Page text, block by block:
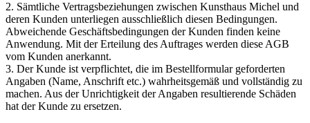
2. Sämtliche Vertragsbeziehungen zwischen Kunsthaus Michel und
deren Kunden unterliegen ausschließlich diesen Bedingungen.
Abweichende Geschäftsbedingungen der Kunden finden keine
Anwendung. Mit der Erteilung des Auftrages werden diese AGB
vom Kunden anerkannt.
3. Der Kunde ist verpflichtet, die im Bestellformular geforderten
Angaben (Name, Anschrift etc.) wahrheitsgemäß und vollständig zu
machen. Aus der Unrichtigkeit der Angaben resultierende Schäden
hat der Kunde zu ersetzen.